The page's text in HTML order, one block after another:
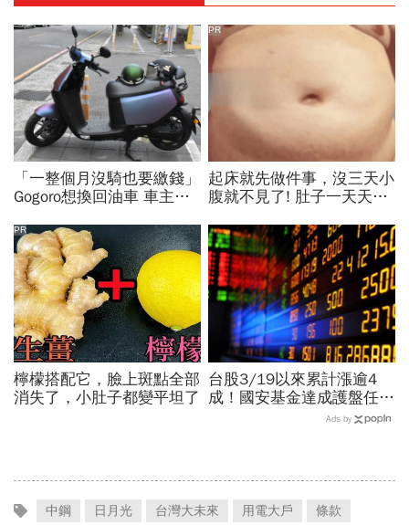
「一整個月沒騎也要繳錢」
Gogoro想換回油車 車主
最新版電池
起床就先做件事，沒三天小
腹就不見了! 肚子一天天變
PR
檸檬搭配它，臉上斑點全部
消失了，小肚子都變平坦了
PR
台股3/19以來累計漲逾4
成！國安基金達成護盤任
Ads by
中鋼 日月光 台灣大未來 用電大戶
條款